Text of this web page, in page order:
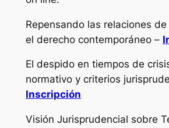
Repensando las relaciones
el derecho contemporáneo –
El despido en tiempos de
normativo y criterios
Inscripción
Visión Jurisprudencial sobre